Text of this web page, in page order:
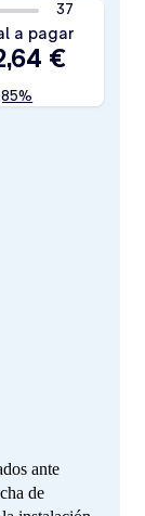
ante
de